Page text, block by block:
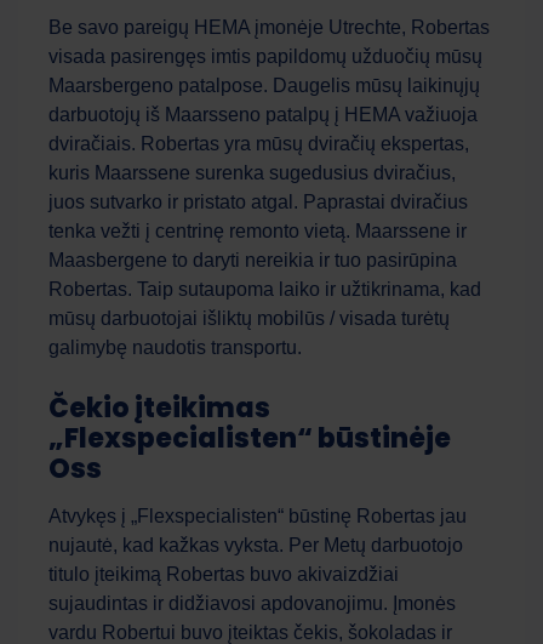
Be savo pareigų HEMA įmonėje Utrechte, Robertas
visada pasirengęs imtis papildomų užduočių mūsų
Maarsbergeno patalpose. Daugelis mūsų laikinųjų
darbuotojų iš Maarsseno patalpų į HEMA važiuoja
dviračiais. Robertas yra mūsų dviračių ekspertas,
kuris Maarssene surenka sugedusius dviračius,
juos sutvarko ir pristato atgal. Paprastai dviračius
tenka vežti į centrinę remonto vietą. Maarssene ir
Maasbergene to daryti nereikia ir tuo pasirūpina
Robertas. Taip sutaupoma laiko ir užtikrinama, kad
mūsų darbuotojai išliktų mobilūs / visada turėtų
galimybę naudotis transportu.
Čekio įteikimas
„Flexspecialisten“ būstinėje
Oss
Atvykęs į „Flexspecialisten“ būstinę Robertas jau
nujautė, kad kažkas vyksta. Per Metų darbuotojo
titulo įteikimą Robertas buvo akivaizdžiai
sujaudintas ir didžiavosi apdovanojimu. Įmonės
vardu Robertui buvo įteiktas čekis, šokoladas ir
Work Force AI asistentas
Sveiki! Kuo galiu jums šiandien padėti?